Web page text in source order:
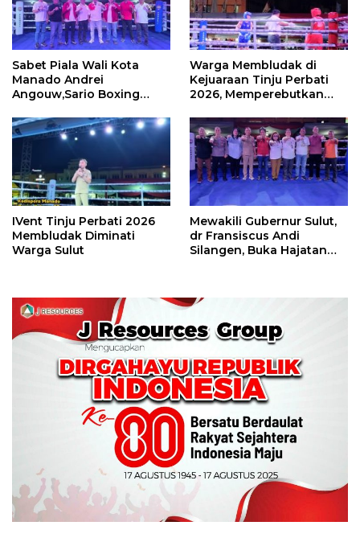
Sabet Piala Wali Kota
Manado Andrei
Angouw,Sario Boxing
Perbati 2026
Warga Membludak di
Kejuaraan Tinju Perbati
2026, Memperebutkan
IVent Tinju Perbati 2026
Membludak Diminati
Warga Sulut
Mewakili Gubernur Sulut,
dr Fransiscus Andi
Silangen, Buka Hajatan